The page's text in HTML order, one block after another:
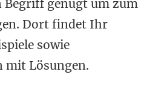
Begriff genügt um zum
Dort findet Ihr
sowie
mit Lösungen.